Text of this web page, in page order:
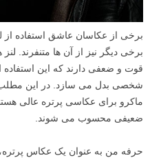
برخی از عکاسان عاشق استفاده از
برخی دیگر نیز از آن ها متنفرند.
قوت و ضعفی دارند که این استفاده
شخصی بدل می سازد. در این مطلب
ماکرو برای عکاسی پرتره عالی
ضعیفی محسوب می شوند.
حرفه من به عنوان یک عکاس پرتره،